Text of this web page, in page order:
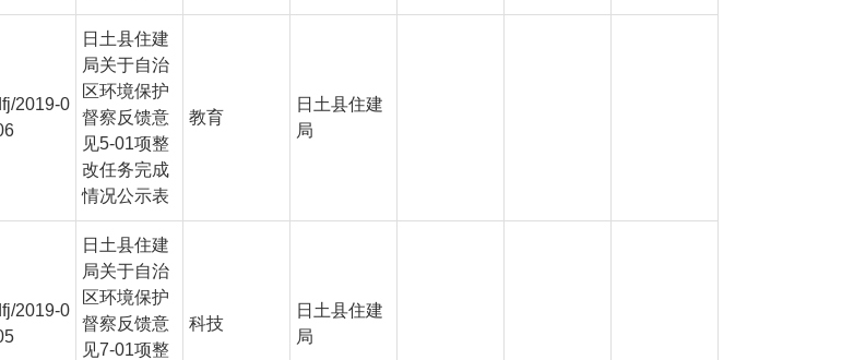
2019-0
日土县住建
局关于自治
区环境保护
督察反馈意
见5-01项整
改任务完成
情况公示表
教育
日土县住建
局
2019-0
日土县住建
局关于自治
区环境保护
督察反馈意
见7-01项整
科技
日土县住建
局